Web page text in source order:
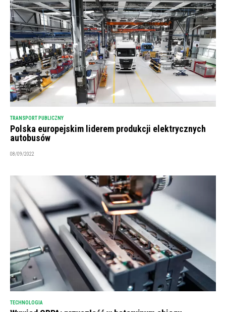
TRANSPORT PUBLICZNY
Polska europejskim liderem produkcji elektrycznych
autobusów
08/09/2022
TECHNOLOGIA